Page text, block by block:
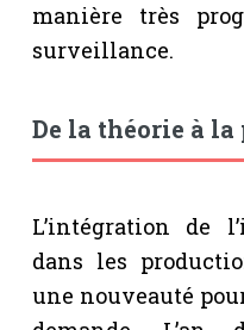
manière très
surveillance.
De la théorie à
L’intégration de
dans les
une nouveauté